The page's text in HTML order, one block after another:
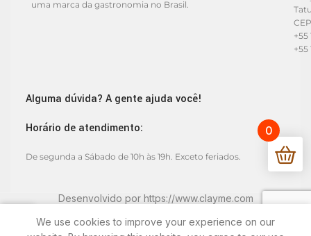
uma marca da gastronomia no Brasil.
+55
+55
Alguma dúvida? A gente ajuda você!
Horário de atendimento:
De segunda a Sábado de 10h às 19h. Exceto feriados.
Desenvolvido por https://www.clayme.com
We use cookies to improve your experience on our
Desejos
Minha conta
0